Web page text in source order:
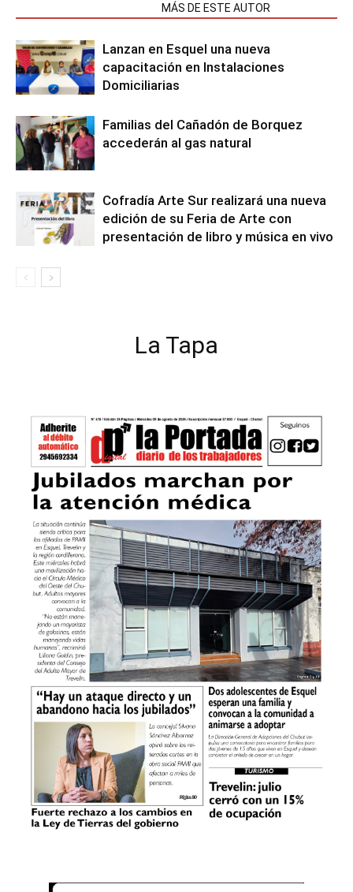
MÁS DE ESTE AUTOR
Lanzan en Esquel una nueva
capacitación en Instalaciones
Domiciliarias
Familias del Cañadón de Borquez
accederán al gas natural
Cofradía Arte Sur realizará una nueva
edición de su Feria de Arte con
presentación de libro y música en vivo
La Tapa